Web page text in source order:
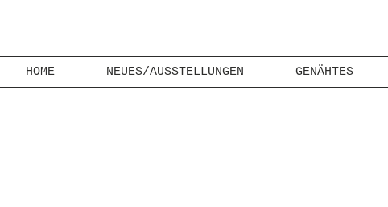
HOME NEUES/AUSSTELLUNGEN GENÄHTES